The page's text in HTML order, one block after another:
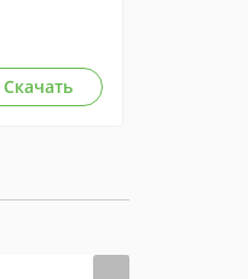
Скачать